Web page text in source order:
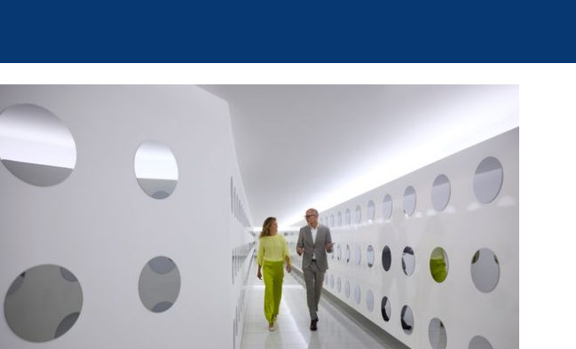
un environnement de travail conjuguant
travaillent dans des bâtiments
à la technologie et à des équipements